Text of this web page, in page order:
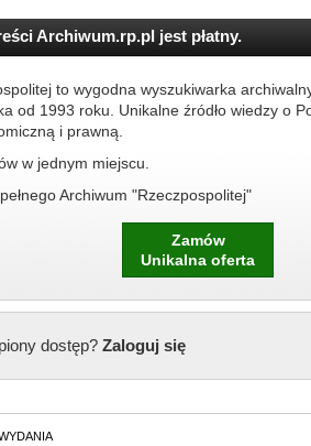
Archiwum.rp.pl jest płatny.
to wygodna wyszukiwarka
od 1993 roku. Unikalne źródło wiedzy o
i prawną.
w jednym miejscu.
Archiwum "Rzeczpospolitej"
Zamów
Unikalna oferta
dostęp?Zaloguj się